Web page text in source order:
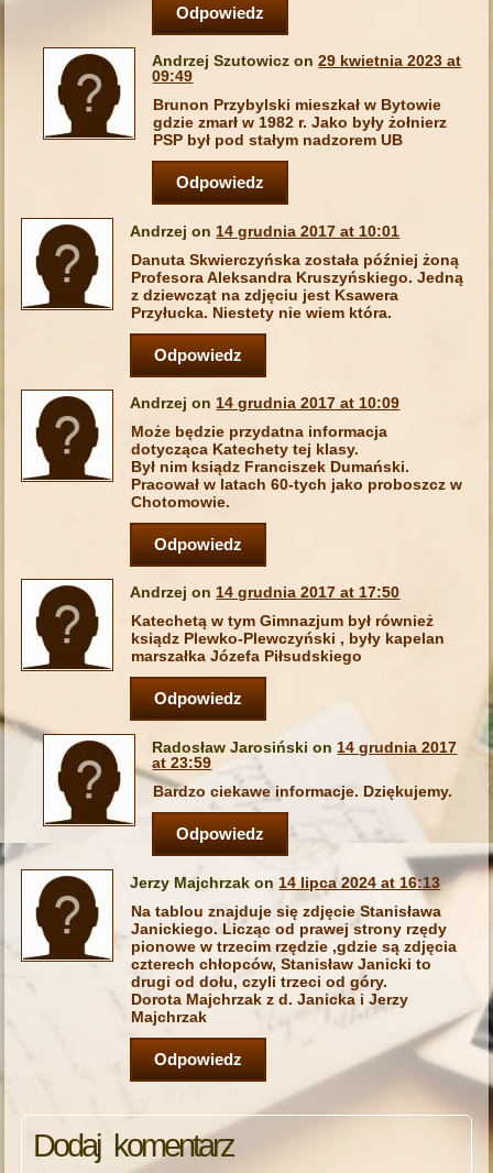
Odpowiedz
Andrzej Szutowicz on29 kwietnia 2023 at
09:49
Brunon Przybylski mieszkał w Bytowie
gdzie zmarł w 1982 r. Jako były żołnierz
PSP był pod stałym nadzorem UB
Odpowiedz
Andrzej on 14 grudnia 2017 at 10:01
Danuta Skwierczyńska została później żoną
Profesora Aleksandra Kruszyńskiego. Jedną
z dziewcząt na zdjęciu jest Ksawera
Przyłucka. Niestety nie wiem która.
Odpowiedz
Andrzej on 14 grudnia 2017 at 10:09
Może będzie przydatna informacja
dotycząca Katechety tej klasy.
Był nim ksiądz Franciszek Dumański.
Pracował w latach 60-tych jako proboszcz w
Chotomowie.
Odpowiedz
Andrzej on 14 grudnia 2017 at 17:50
Katechetą w tym Gimnazjum był również
ksiądz Plewko-Plewczyński , były kapelan
marszałka Józefa Piłsudskiego
Odpowiedz
Radosław Jarosiński on 14 grudnia 2017
at 23:59
Bardzo ciekawe informacje. Dziękujemy.
Odpowiedz
Jerzy Majchrzak on 14 lipca 2024 at 16:13
Na tablou znajduje się zdjęcie Stanisława
Janickiego. Licząc od prawej strony rzędy
pionowe w trzecim rzędzie ,gdzie są zdjęcia
czterech chłopców, Stanisław Janicki to
drugi od dołu, czyli trzeci od góry.
Dorota Majchrzak z d. Janicka i Jerzy
Majchrzak
Odpowiedz
Dodaj komentarz